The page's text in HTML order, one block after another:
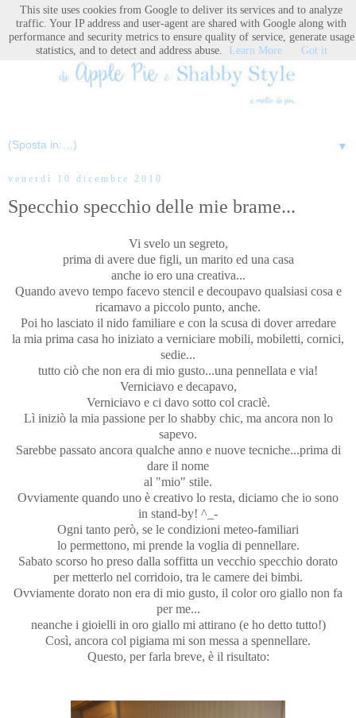
▼
venerdì 10 dicembre 2010
Specchio specchio delle mie brame...
Vi svelo un segreto,
prima di avere due figli, un marito ed una casa
anche io ero una creativa...
Quando avevo tempo facevo stencil e decoupavo qualsiasi cosa e
ricamavo a piccolo punto, anche.
Poi ho lasciato il nido familiare e con la scusa di dover arredare
la mia prima casa ho iniziato a verniciare mobili, mobiletti, cornici,
sedie...
tutto ciò che non era di mio gusto...una pennellata e via!
Verniciavo e decapavo,
Verniciavo e ci davo sotto col craclè.
Lì iniziò la mia passione per lo shabby chic, ma ancora non lo
sapevo.
Sarebbe passato ancora qualche anno e nuove tecniche...prima di
dare il nome
al "mio" stile.
Ovviamente quando uno è creativo lo resta, diciamo che io sono
in stand-by! ^_-
Ogni tanto però, se le condizioni meteo-familiari
lo permettono, mi prende la voglia di pennellare.
Sabato scorso ho preso dalla soffitta un vecchio specchio dorato
per metterlo nel corridoio, tra le camere dei bimbi.
Ovviamente dorato non era di mio gusto, il color oro giallo non fa
per me...
neanche i gioielli in oro giallo mi attirano (e ho detto tutto!)
Così, ancora col pigiama mi son messa a spennellare.
Questo, per farla breve, è il risultato:
This site uses cookies from Google to deliver its services and to analyze
traffic. Your IP address and user-agent are shared with Google along with
performance and security metrics to ensure quality of service, generate usage
statistics, and to detect and address abuse.
Learn More Got it